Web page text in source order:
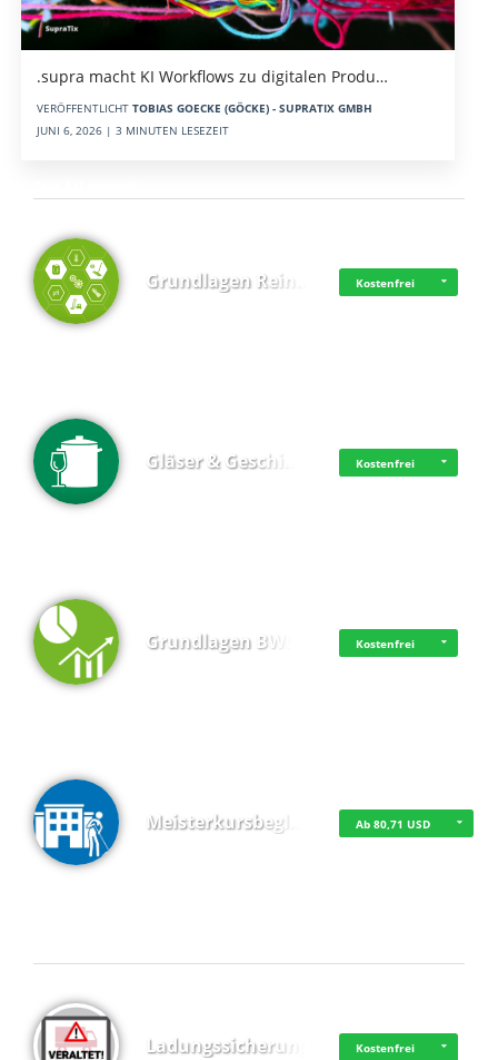
.supra macht KI Workflows zu digitalen Produ…
VERÖFFENTLICHT TOBIAS GOECKE (GÖCKE) - SUPRATIX GMBH
JUNI 6, 2026 | 3 MINUTEN LESEZEIT
Grundlagen Rein… Kostenfrei
Gläser & Geschi… Kostenfrei
Grundlagen BWL Kostenfrei
Meisterkursbegl… Ab 80,71 USD
Ladungssicherung Kostenfrei